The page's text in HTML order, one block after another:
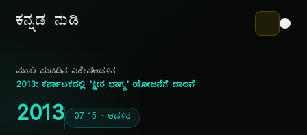
ಕನ್ನಡ ನುಡಿ
ಮುಖ ಪುಟದಿನ ವಿಶೇಷಆಡಳಿತ
2013: ಕರ್ನಾಟಕದಲ್ಲಿ 'ಕ್ಷೀರ ಭಾಗ್ಯ' ಯೋಜನೆಗೆ ಚಾಲನೆ
2013 07-15 · ಆಡಳಿತ